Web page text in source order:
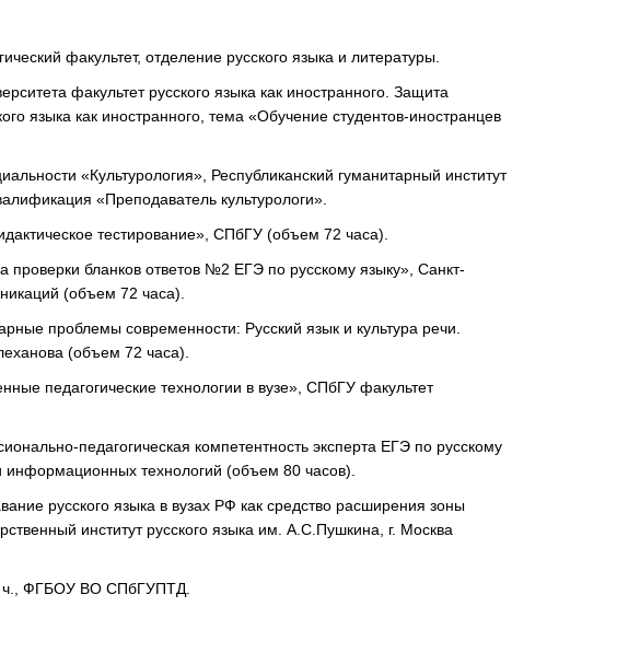
факультет, отделение русского языка и литературы.
факультет русского языка как иностранного. Защита
языка как иностранного, тема «Обучение студентов-иностранцев
«Культурология», Республиканский гуманитарный институт
«Преподаватель культурологи».
тестирование», СПбГУ (объем 72 часа).
бланков ответов №2 ЕГЭ по русскому языку», Санкт-
(объем 72 часа).
проблемы современности: Русский язык и культура речи.
(объем 72 часа).
педагогические технологии в вузе», СПбГУ факультет
педагогическая компетентность эксперта ЕГЭ по русскому
информационных технологий (объем 80 часов).
русского языка в вузах РФ как средство расширения зоны
институт русского языка им. А.С.Пушкина, г. Москва
ч., ФГБОУ ВО СПбГУПТД.